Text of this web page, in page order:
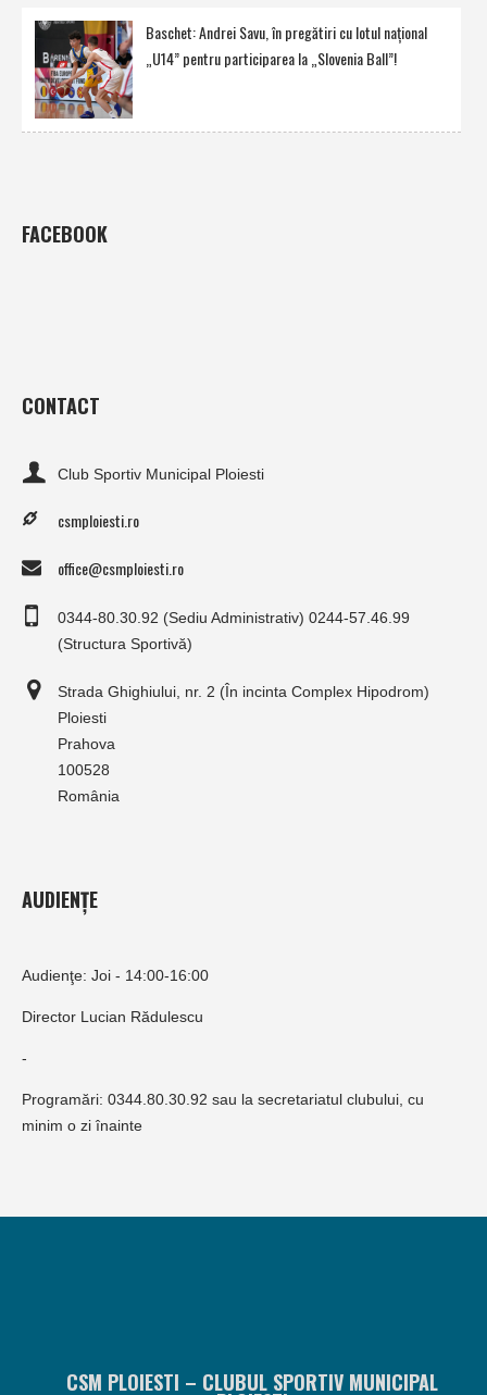
Baschet: Andrei Savu, în pregătiri cu lotul naţional
„U14” pentru participarea la „Slovenia Ball”!
FACEBOOK
CONTACT
Club Sportiv Municipal Ploiesti
csmploiesti.ro
office@csmploiesti.ro
0344-80.30.92 (Sediu Administrativ) 0244-57.46.99
(Structura Sportivă)
Strada Ghighiului, nr. 2 (În incinta Complex Hipodrom)
Ploiesti
Prahova
100528
România
AUDIENȚE
Audienţe: Joi - 14:00-16:00
Director Lucian Rădulescu
-
Programări: 0344.80.30.92 sau la secretariatul clubului, cu
minim o zi înainte
CSM PLOIESTI – CLUBUL SPORTIV MUNICIPAL